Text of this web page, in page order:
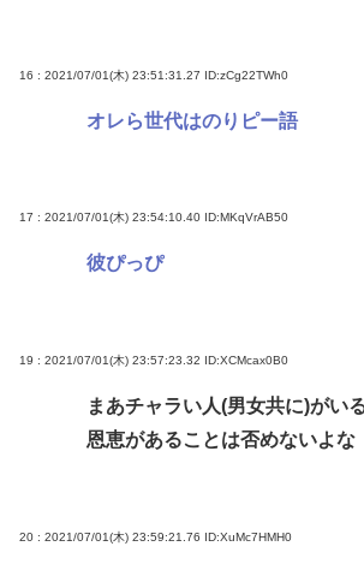
16 : 2021/07/01(木) 23:51:31.27 ID:zCg22TWh0
オレら世代はのりピー語
17 : 2021/07/01(木) 23:54:10.40 ID:MKqVrAB50
彼ぴっぴ
19 : 2021/07/01(木) 23:57:23.32 ID:XCMcax0B0
まあチャラい人(男女共に)がい
恩恵があることは否めないよな
20 : 2021/07/01(木) 23:59:21.76 ID:XuMc7HMH0